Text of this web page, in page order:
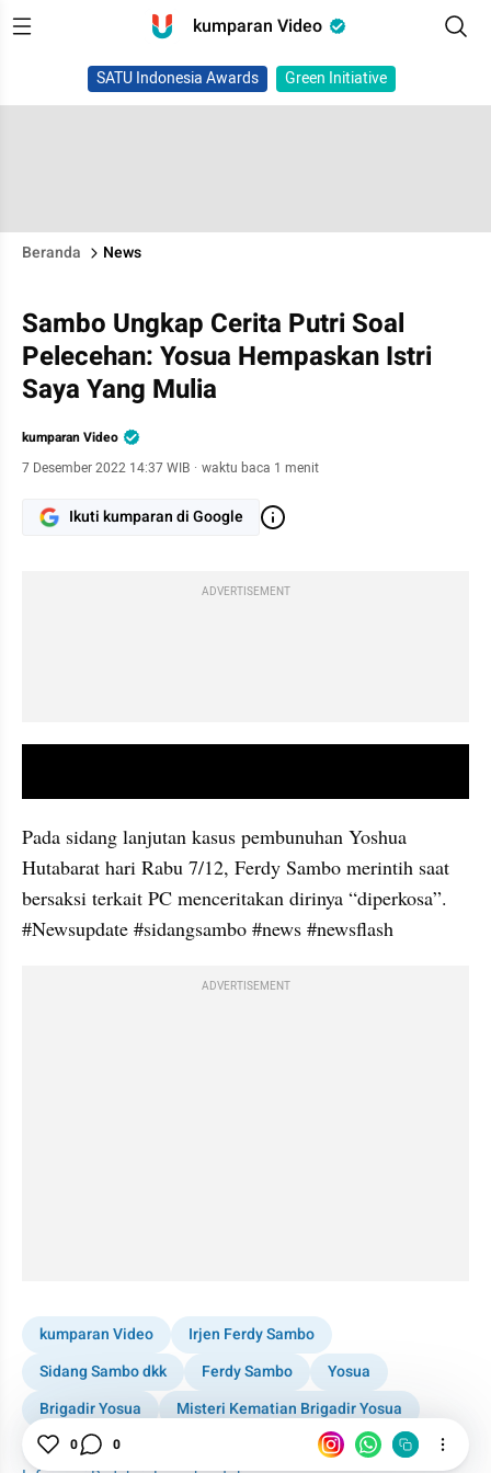
kumparan Video
SATU Indonesia Awards Green Initiative
Beranda News
Sambo Ungkap Cerita Putri Soal
Pelecehan: Yosua Hempaskan Istri
Saya Yang Mulia
kumparan Video
7 Desember 2022 14:37 WIB · waktu baca 1 menit
Ikuti kumparan di Google
ADVERTISEMENT
Pada sidang lanjutan kasus pembunuhan Yoshua
Hutabarat hari Rabu 7/12, Ferdy Sambo merintih saat
bersaksi terkait PC menceritakan dirinya “diperkosa”.
#Newsupdate #sidangsambo #news #newsflash
ADVERTISEMENT
kumparan Video
Irjen Ferdy Sambo
Sidang Sambo dkk
Ferdy Sambo
Yosua
Brigadir Yosua
Misteri Kematian Brigadir Yosua
Kuat Ma'ruf
Penembakan Polisi
News
0 0